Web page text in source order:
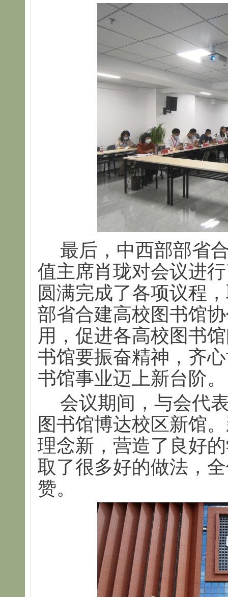
最后，中西部部省
值主席肖珑对会议进
圆满完成了各项议程
部省合建高校图书馆
用，促进各高校图书
书馆要振奋精神，齐
书馆事业迈上新台阶。
会议期间，与会代
图书馆博达校区新馆
理念新，营造了良好
取了很多好的做法，
赞。